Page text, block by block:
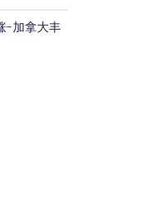
-加拿大丰